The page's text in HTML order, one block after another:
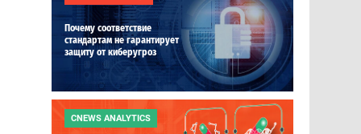
Почему соответствие
стандартам не гарантирует
защиту от киберугроз
CNEWS ANALYTICS